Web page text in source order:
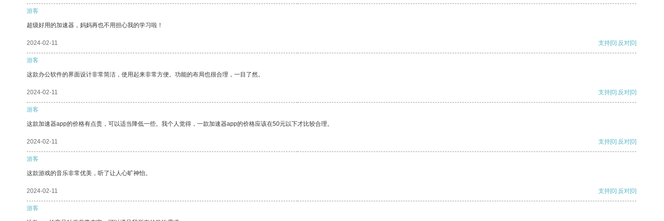
游客
超级好用的加速器，妈妈再也不用担心我的学习啦！
2024-02-11 支持[0] 反对[0]
游客
这款办公软件的界面设计非常简洁，使用起来非常方便。功能的布局也很合理，一目了然。
2024-02-11 支持[0] 反对[0]
游客
这款加速器app的价格有点贵，可以适当降低一些。我个人觉得，一款加速器app的价格应该在50元以下才比较合理。
2024-02-11 支持[0] 反对[0]
游客
这款游戏的音乐非常优美，听了让人心旷神怡。
2024-02-11 支持[0] 反对[0]
游客